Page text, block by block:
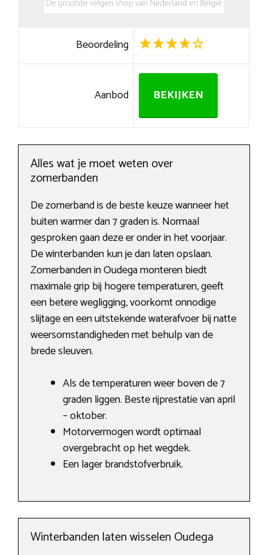
Beoordeling
Aanbod BEKIJKEN
Alles wat je moet weten over
zomerbanden
De zomerband is de beste keuze wanneer het
buiten warmer dan 7 graden is. Normaal
gesproken gaan deze er onder in het voorjaar.
De winterbanden kun je dan laten opslaan.
Zomerbanden in Oudega monteren biedt
maximale grip bij hogere temperaturen, geeft
een betere wegligging, voorkomt onnodige
slijtage en een uitstekende waterafvoer bij natte
weersomstandigheden met behulp van de
brede sleuven.
Als de temperaturen weer boven de 7
graden liggen. Beste rijprestatie van april
– oktober.
Motorvermogen wordt optimaal
overgebracht op het wegdek.
Een lager brandstofverbruik.
Winterbanden laten wisselen Oudega